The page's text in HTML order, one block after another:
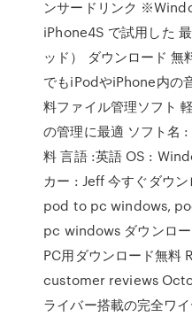
ンサードリンク
iPhone4S で試用した
ッド） ダウンロード
でもiPodやiPhone内の
料ファイル管理ソフト
の管理に最適 ソフト名
料 言語 :英語 OS :
カー : Jeff 今すぐダウ
pod to pc windows,
pc windows ダウンロ
PC用ダウンロード無
customer reviews
ライバー搭載の完全ワ